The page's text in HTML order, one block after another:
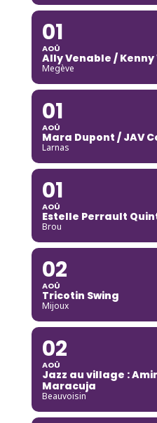
01
AOÛ
Ally Venable /
Megève
01
AOÛ
Mara Dupont / JAV
Larnas
01
AOÛ
Estelle Perrault
Brou
02
AOÛ
Tricotin Swing
Mijoux
02
AOÛ
Jazz au village :
Maracuja
Beauvoisin